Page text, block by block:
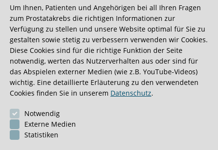
Wir bekommen ja viele tolle Gästebucheinträge,
aber dieser ist doch sehr ungewöhnlich.
0:40 Minuten
Um Ihnen, Patienten und Angehörigen bei all Ihren Fragen
zum Prostatakrebs die richtigen Informationen zur
Verfügung zu stellen und unsere Website optimal für Sie zu
gestalten sowie stetig zu verbessern verwenden wir Cookies.
Diese Cookies sind für die richtige Funktion der Seite
notwendig, werten das Nutzerverhalten aus oder sind für
das Abspielen externer Medien (wie z.B. YouTube-Videos)
wichtig. Eine detaillierte Erläuterung zu den verwendeten
Cookies finden Sie in unserem Datenschutz.
Notwendig
Externe Medien
Statistiken